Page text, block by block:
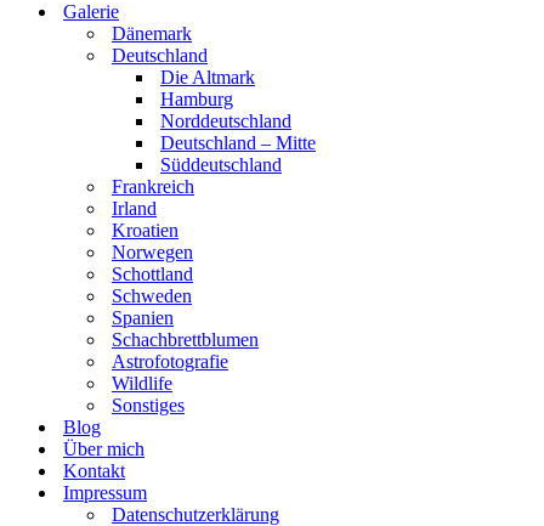
Galerie
Dänemark
Deutschland
Die Altmark
Hamburg
Norddeutschland
Deutschland – Mitte
Süddeutschland
Frankreich
Irland
Kroatien
Norwegen
Schottland
Schweden
Spanien
Schachbrettblumen
Astrofotografie
Wildlife
Sonstiges
Blog
Über mich
Kontakt
Impressum
Datenschutzerklärung